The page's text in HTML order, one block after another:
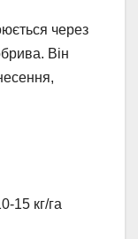
через
Він
15 кг/га